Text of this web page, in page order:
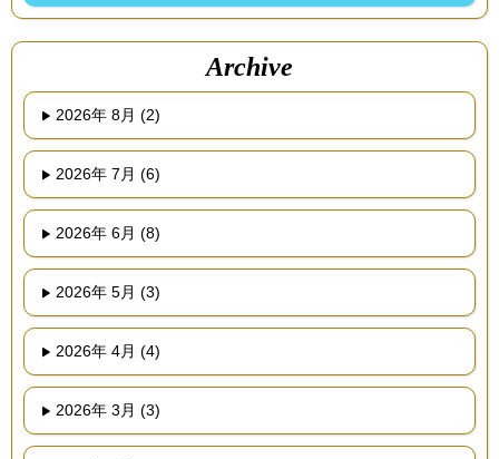
Archive
2026年 8月 (2)
2026年 7月 (6)
2026年 6月 (8)
2026年 5月 (3)
2026年 4月 (4)
2026年 3月 (3)